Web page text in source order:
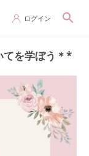
ログイン
てを学ぼう＊*